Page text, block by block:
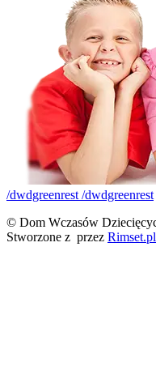
/dwdgreenrest /dwdgreenrest
© Dom Wczasów
Stworzone z przez Rimset.pl